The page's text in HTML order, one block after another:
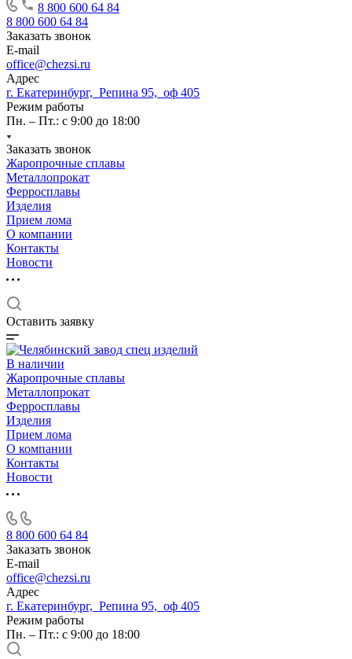
8 800 600 64 84
8 800 600 64 84
Заказать звонок
E-mail
office@chezsi.ru
Адрес
г. Екатеринбург, Репина 95, оф 405
Режим работы
Пн. – Пт.: с 9:00 до 18:00
Заказать звонок
Жаропрочные сплавы
Металлопрокат
Ферросплавы
Изделия
Прием лома
О компании
Контакты
Новости
Оставить заявку
В наличии
Жаропрочные сплавы
Металлопрокат
Ферросплавы
Изделия
Прием лома
О компании
Контакты
Новости
8 800 600 64 84
Заказать звонок
E-mail
office@chezsi.ru
Адрес
г. Екатеринбург, Репина 95, оф 405
Режим работы
Пн. – Пт.: с 9:00 до 18:00